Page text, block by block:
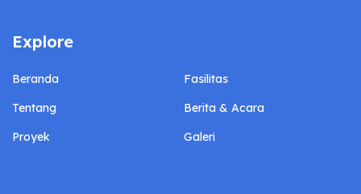
Explore
Beranda
Tentang
Proyek
Fasilitas
Berita & Acara
Galeri